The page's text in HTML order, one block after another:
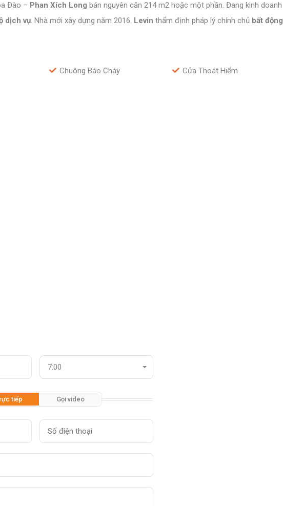
Đào – Phan Xích Long bán nguyên căn 214 m2 hoặc một phần. Đang kinh doanh
dịch vụ. Nhà mới xây dựng năm 2016. Levin thẩm định pháp lý chính chủ bất động
Chuông Báo Cháy Cửa Thoát Hiểm
7:00
tiếp Gọi video